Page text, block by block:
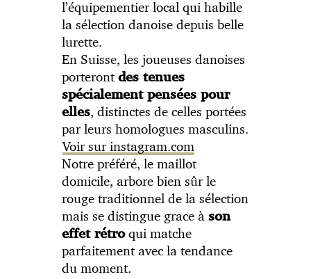
l’équipementier local qui habille
la sélection danoise depuis belle
lurette.
En Suisse, les joueuses danoises
porterontdes tenues
spécialement pensées pour
elles, distinctes de celles portées
par leurs homologues masculins.
Voir sur instagram.com
Notre préféré, le maillot
domicile, arbore bien sûr le
rouge traditionnel de la sélection
mais se distingue grace à son
effet rétroqui matche
parfaitement avec la tendance
du moment.